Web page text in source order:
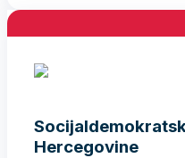
Hercegovine